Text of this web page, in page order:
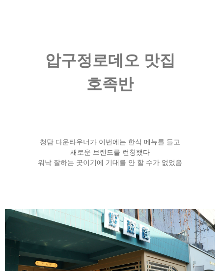
압구정로데오 맛집
호족반
청담 다운타우너가 이번에는 한식 메뉴를 들고
새로운 브랜드를 런칭했다
워낙 잘하는 곳이기에 기대를 안 할 수가 없었음